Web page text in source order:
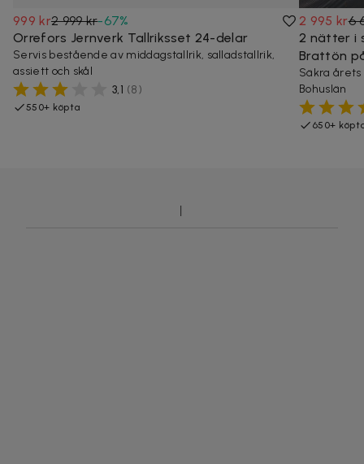
999 kr2 999 kr-67%
Orrefors Jernverk Tallriksset 24-delar
Servis bestående av middagstallrik, salladstallrik,
assiett och skål
3,1 (8)
550+ köpta
2 995 kr6
2 nätter i
Brattön
Säkra
Bohuslän
650+